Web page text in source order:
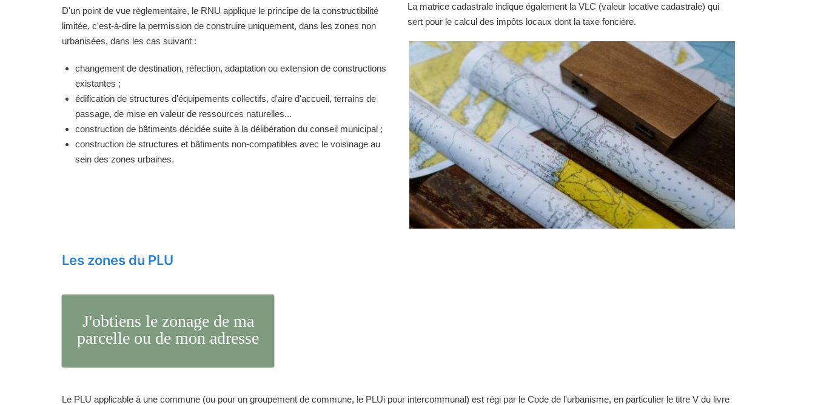
D'un point de vue règlementaire, le RNU applique le principe de la constructibilité
limitée, c'est-à-dire la permission de construire uniquement, dans les zones non
urbanisées, dans les cas suivant :
changement de destination, réfection, adaptation ou extension de constructions
existantes ;
édification de structures d'équipements collectifs, d'aire d'accueil, terrains de
passage, de mise en valeur de ressources naturelles...
construction de bâtiments décidée suite à la délibération du conseil municipal ;
construction de structures et bâtiments non-compatibles avec le voisinage au
sein des zones urbaines.
La matrice cadastrale indique également la VLC (valeur locative cadastrale) qui
sert pour le calcul des impôts locaux dont la taxe foncière.
Les zones du PLU
J'obtiens le zonage de ma
parcelle ou de mon adresse
Le PLU applicable à une commune (ou pour un groupement de commune, le PLUi pour intercommunal) est régi par le Code de l'urbanisme, en particulier le titre V du livre